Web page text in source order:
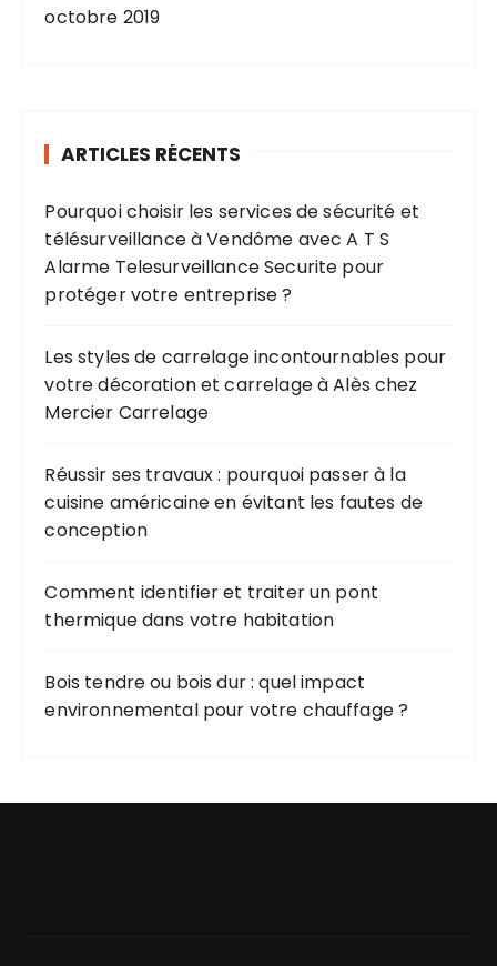
octobre 2019
ARTICLES RÉCENTS
Pourquoi choisir les services de sécurité et
télésurveillance à Vendôme avec A T S
Alarme Telesurveillance Securite pour
protéger votre entreprise ?
Les styles de carrelage incontournables pour
votre décoration et carrelage à Alès chez
Mercier Carrelage
Réussir ses travaux : pourquoi passer à la
cuisine américaine en évitant les fautes de
conception
Comment identifier et traiter un pont
thermique dans votre habitation
Bois tendre ou bois dur : quel impact
environnemental pour votre chauffage ?